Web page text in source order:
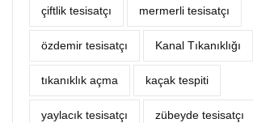
çiftlik tesisatçı mermerli tesisatçı
özdemir tesisatçı Kanal Tıkanıklığı
tıkanıklık açma kaçak tespiti
yaylacık tesisatçı zübeyde tesisatçı